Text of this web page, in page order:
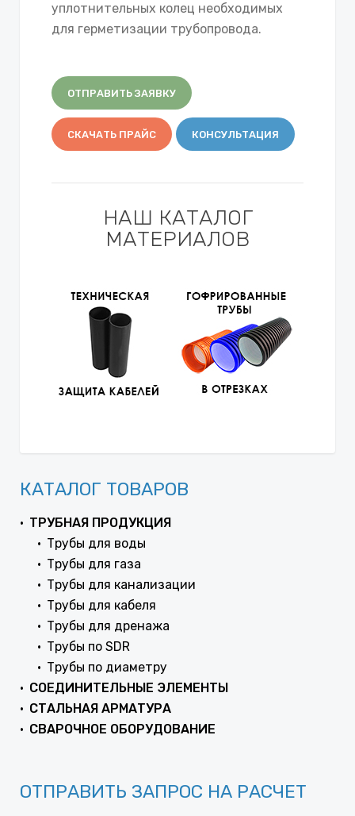
уплотнительных колец необходимых
для герметизации трубопровода.
ОТПРАВИТЬ ЗАЯВКУ
СКАЧАТЬ ПРАЙС КОНСУЛЬТАЦИЯ
НАШ КАТАЛОГ
МАТЕРИАЛОВ
КАТАЛОГ ТОВАРОВ
ТРУБНАЯ ПРОДУКЦИЯ
Трубы для воды
Трубы для газа
Трубы для канализации
Трубы для кабеля
Трубы для дренажа
Трубы по SDR
Трубы по диаметру
СОЕДИНИТЕЛЬНЫЕ ЭЛЕМЕНТЫ
СТАЛЬНАЯ АРМАТУРА
СВАРОЧНОЕ ОБОРУДОВАНИЕ
ОТПРАВИТЬ ЗАПРОС НА РАСЧЕТ